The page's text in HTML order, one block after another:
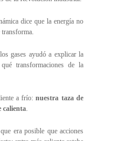
dice que la energía no
transforma.
gases ayudó a explicar la
transformaciones de la
a frío:nuestra taza de
calienta.
era posible que acciones